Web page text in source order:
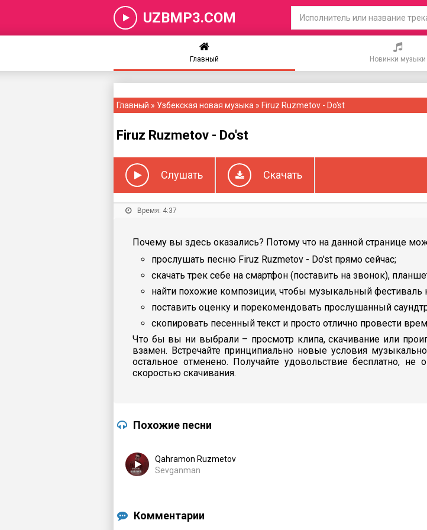
UZBMP3.COM
Главный Новинки музыки
Главный » Узбекская новая музыка » Firuz Ruzmetov - Do'st
Firuz Ruzmetov - Do'st
Слушать Скачать
Время: 4:37
Почему вы здесь оказались? Потому что на данной странице
прослушать песню Firuz Ruzmetov - Do'st прямо сейчас;
скачать трек себе на смартфон (поставить на звонок),
найти похожие композиции, чтобы музыкальный фестиваль
поставить оценку и порекомендовать прослушанный
скопировать песенный текст и просто отлично провести
Что бы вы ни выбрали – просмотр клипа, скачивание или
взамен. Встречайте принципиально новые условия
остальное отменено. Получайте удовольствие бесплатно,
скоростью скачивания.
Похожие песни
Qahramon Ruzmetov
Sevganman
Комментарии